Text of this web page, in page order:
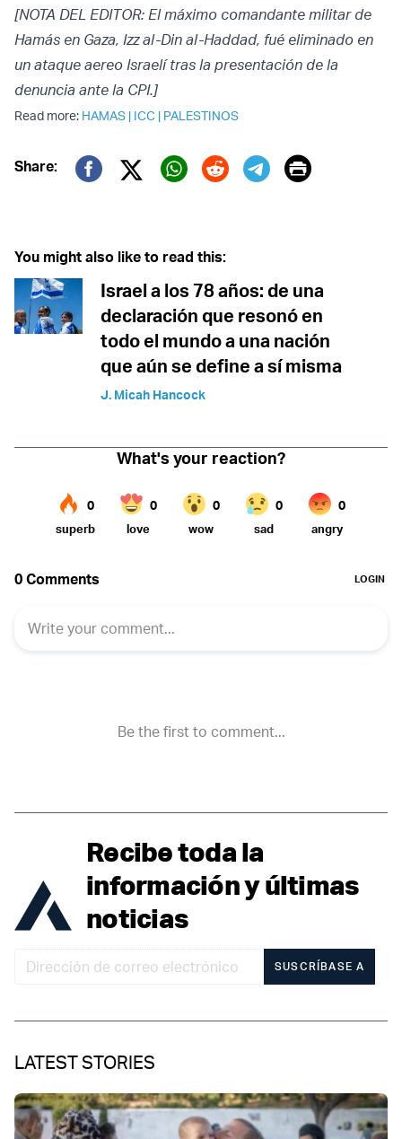
[NOTA DEL EDITOR: El máximo comandante militar de
Hamás en Gaza, Izz al-Din al-Haddad, fué eliminado en
un ataque aereo Israelí tras la presentación de la
denuncia ante la CPI.]
Read more: HAMAS | ICC | PALESTINOS
Share: Print
You might also like to read this:
Israel a los 78 años: de una
declaración que resonó en
todo el mundo a una nación
que aún se define a sí misma
J. Micah Hancock
Recibe toda la
información y últimas
noticias
SUSCRÍBASE A
LATEST STORIES